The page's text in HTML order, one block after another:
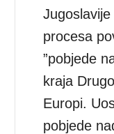
procesa
”pobjede
kraja
Europi.
pobjede